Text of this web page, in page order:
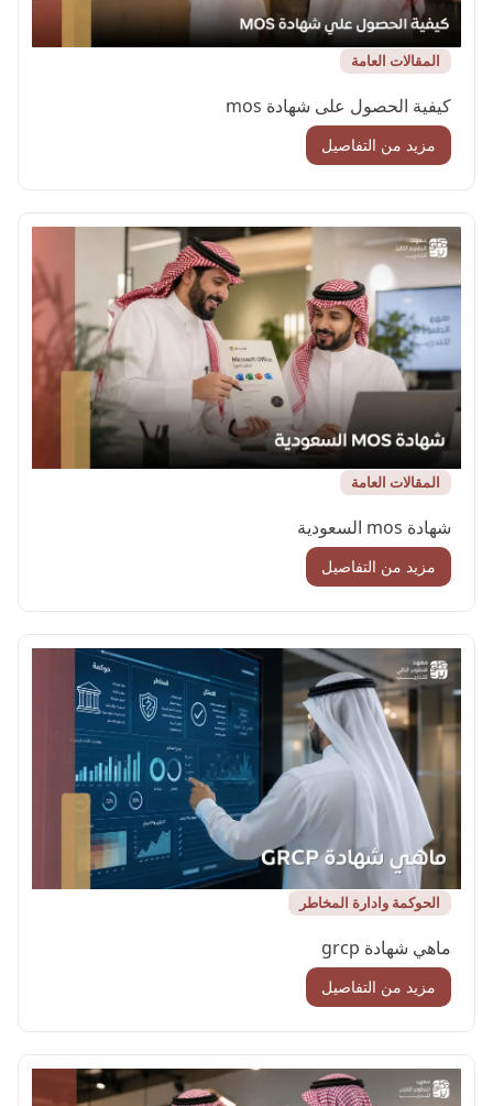
المقالات العامة
كيفية الحصول على شهادة mos
مزيد من التفاصيل
المقالات العامة
شهادة mos السعودية
مزيد من التفاصيل
الحوكمة وادارة المخاطر
ماهي شهادة grcp
مزيد من التفاصيل